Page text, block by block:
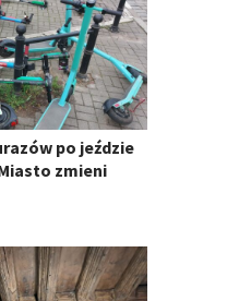
po jeździe
zmieni